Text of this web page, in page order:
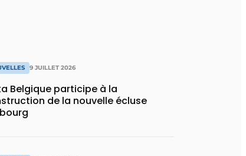
9 JUILLET 2026
Belgique participe à la
de la nouvelle écluse